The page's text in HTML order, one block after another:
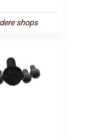
shops